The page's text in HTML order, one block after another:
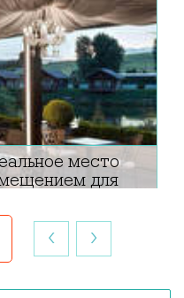
место
для
‹ ›